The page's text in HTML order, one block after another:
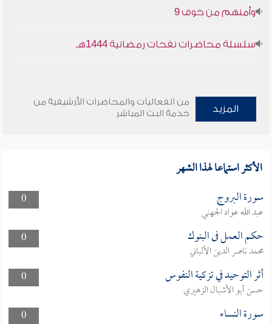
وأمنهم من خوف 9
سلسلة محاضرات نفحات رمضانية 1444هـ
المزيد
من الفعاليات والمحاضرات الأرشيفية من
خدمة البث المباشر
الأكثر استماعا لهذا الشهر
0 سورة البروج
عبد الله عواد الجهني
0
حكم العمل فى البنوك
محمد ناصر الدين الألباني
0
أثر التوحيد في تزكية النفوس
حسن أبو الأشبال الزهيري
0
سورة النساء